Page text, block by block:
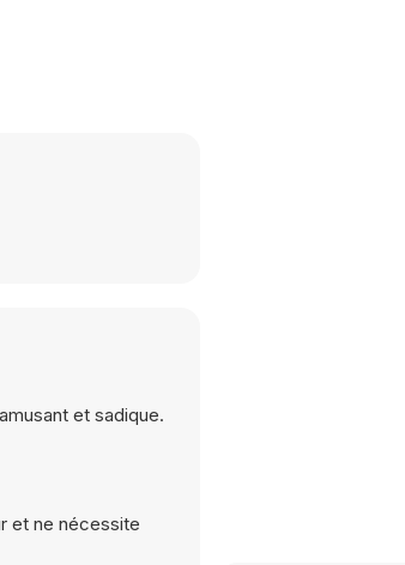
et sadique.
et ne nécessite